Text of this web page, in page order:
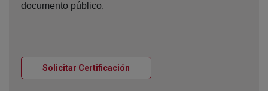
documento público.
Solicitar Certificación